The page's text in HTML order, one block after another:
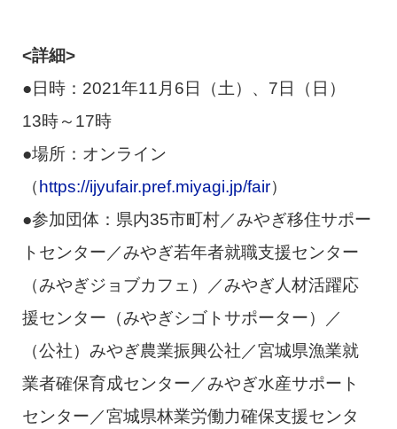
<詳細>
●日時：2021年11月6日（土）、7日（日）
13時～17時
●場所：オンライン
（https://ijyufair.pref.miyagi.jp/fair）
●参加団体：県内35市町村／みやぎ移住サポー
トセンター／みやぎ若年者就職支援センター
（みやぎジョブカフェ）／みやぎ人材活躍応
援センター（みやぎシゴトサポーター）／
（公社）みやぎ農業振興公社／宮城県漁業就
業者確保育成センター／みやぎ水産サポート
センター／宮城県林業労働力確保支援センタ